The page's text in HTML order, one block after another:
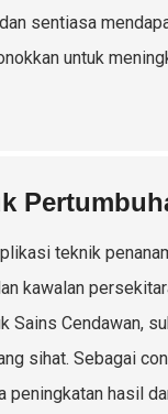
sentiasa
untuk
teknik
kawalan
Sains Cendawan,
sihat. Sebagai
hasil